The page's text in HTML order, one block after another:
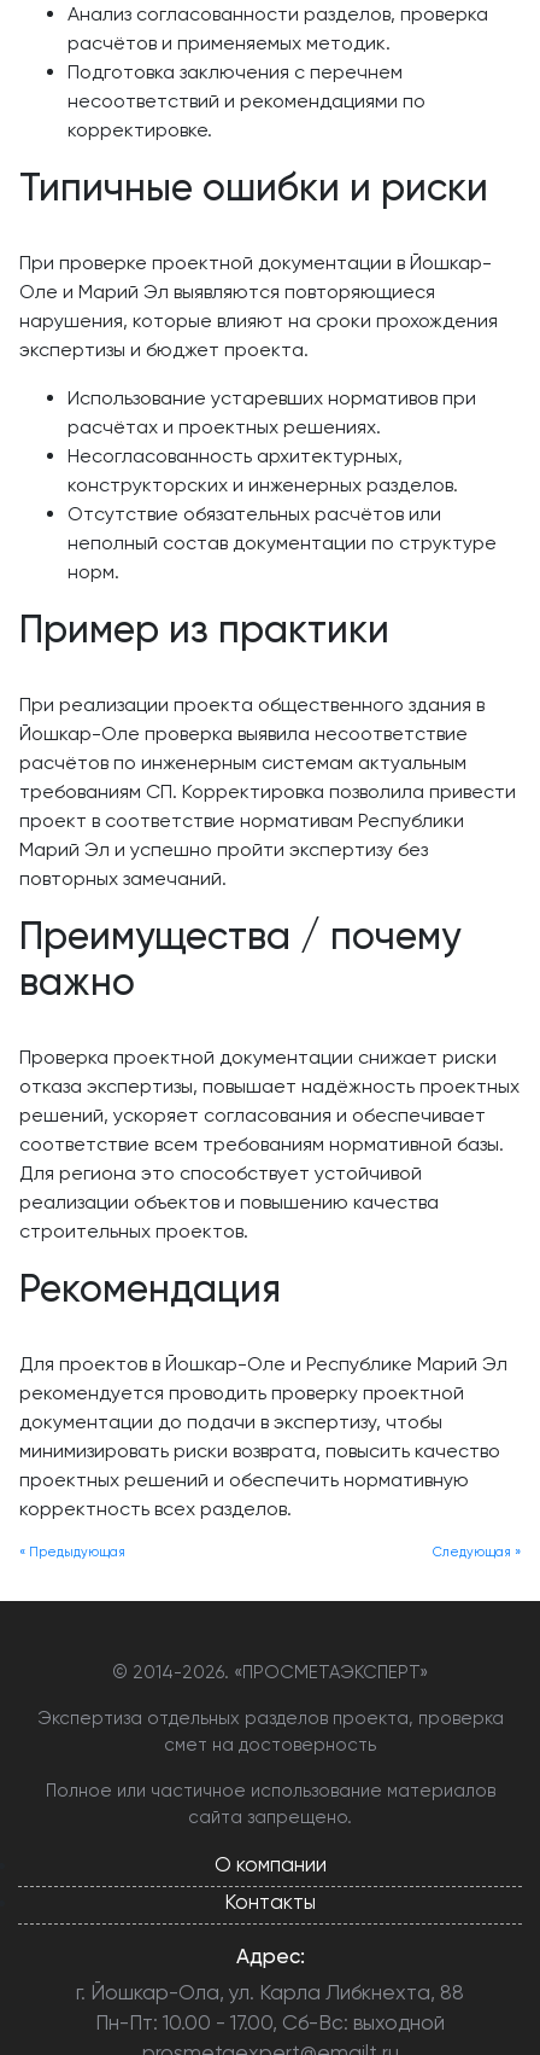
Анализ согласованности разделов, проверка
расчётов и применяемых методик.
Подготовка заключения с перечнем
несоответствий и рекомендациями по
корректировке.
Типичные ошибки и риски
При проверке проектной документации в Йошкар-
Оле и Марий Эл выявляются повторяющиеся
нарушения, которые влияют на сроки прохождения
экспертизы и бюджет проекта.
Использование устаревших нормативов при
расчётах и проектных решениях.
Несогласованность архитектурных,
конструкторских и инженерных разделов.
Отсутствие обязательных расчётов или
неполный состав документации по структуре
норм.
Пример из практики
При реализации проекта общественного здания в
Йошкар-Оле проверка выявила несоответствие
расчётов по инженерным системам актуальным
требованиям СП. Корректировка позволила привести
проект в соответствие нормативам Республики
Марий Эл и успешно пройти экспертизу без
повторных замечаний.
Преимущества / почему
важно
Проверка проектной документации снижает риски
отказа экспертизы, повышает надёжность проектных
решений, ускоряет согласования и обеспечивает
соответствие всем требованиям нормативной базы.
Для региона это способствует устойчивой
реализации объектов и повышению качества
строительных проектов.
Рекомендация
Для проектов в Йошкар-Оле и Республике Марий Эл
рекомендуется проводить проверку проектной
документации до подачи в экспертизу, чтобы
минимизировать риски возврата, повысить качество
проектных решений и обеспечить нормативную
корректность всех разделов.
Следующая »
« Предыдующая
© 2014-2026. «ПРОСМЕТАЭКСПЕРТ»
Экспертиза отдельных разделов проекта, проверка
смет на достоверность
Полное или частичное использование материалов
сайта запрещено.
О компании
Контакты
Адрес:
г. Йошкар-Ола, ул. Карла Либкнехта, 88
Пн-Пт: 10.00 - 17.00, Сб-Вс: выходной